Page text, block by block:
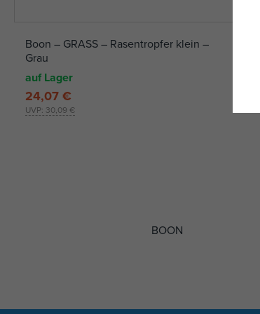
Boon – GRASS – Rasentropfer klein –
Grau
auf Lager
UVP: 30,09 €
24,07 €
BOON